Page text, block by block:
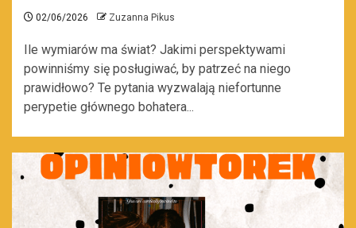
02/06/2026 Zuzanna Pikus
Ile wymiarów ma świat? Jakimi perspektywami
powinniśmy się posługiwać, by patrzeć na niego
prawidłowo? Te pytania wyzwalają niefortunne
perypetie głównego bohatera...